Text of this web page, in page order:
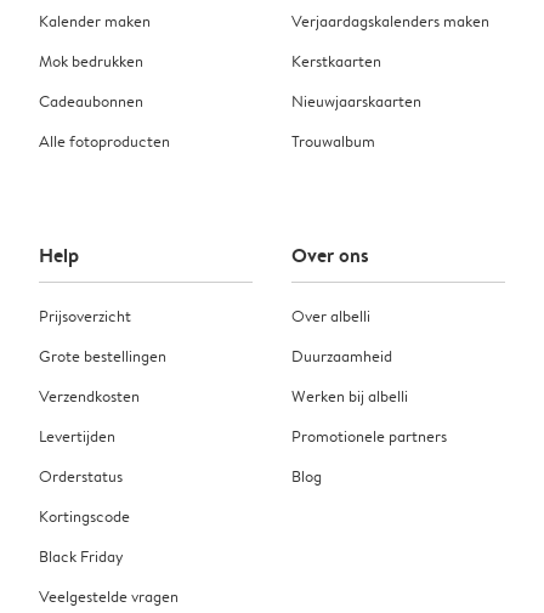
Kalender maken
Mok bedrukken
Cadeaubonnen
Alle fotoproducten
Verjaardagskalenders maken
Kerstkaarten
Nieuwjaarskaarten
Trouwalbum
Help
Prijsoverzicht
Grote bestellingen
Verzendkosten
Levertijden
Orderstatus
Kortingscode
Black Friday
Veelgestelde vragen
Over ons
Over albelli
Duurzaamheid
Werken bij albelli
Promotionele partners
Blog